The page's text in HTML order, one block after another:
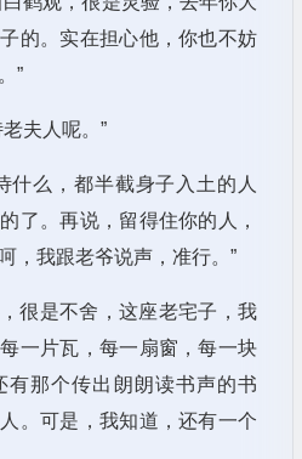
的。实在担心他，你也不妨
”
夫人呢。”
什么，都半截身子入土的人
了。再说，留得住你的人，
，我跟老爷说声，准行。”
很是不舍，这座老宅子，我
一片瓦，每一扇窗，每一块
有那个传出朗朗读书声的书
。可是，我知道，还有一个